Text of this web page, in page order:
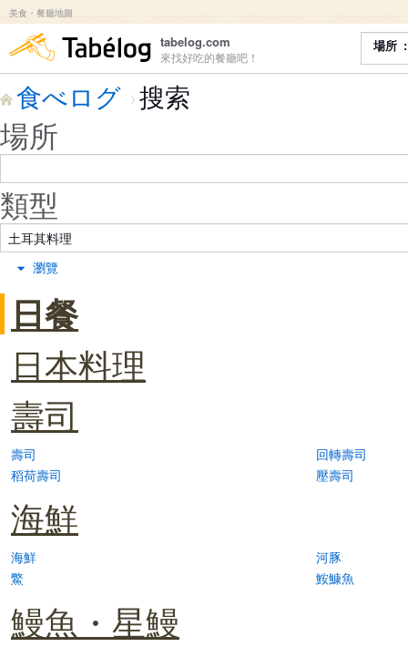
美食・餐廳地圖
食べログ
tabelog.com
來找好吃的餐廳吧！
場所
食べログ 搜索
場所
類型
瀏覽
日餐
日本料理
壽司
壽司
回轉壽司
稻荷壽司
壓壽司
海鮮
海鮮
河豚
鱉
鮟鱇魚
鰻魚・星鰻